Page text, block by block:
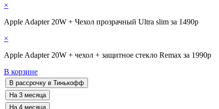
×
Apple Adapter 20W + Чехол прозрачный Ultra slim за 1490р
×
Apple Adapter 20W + чехол + защитное стекло Remax за 1990р
В корзине